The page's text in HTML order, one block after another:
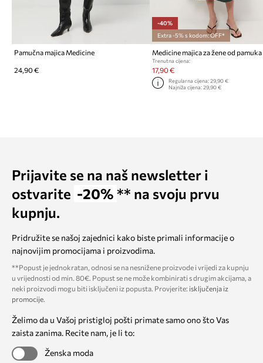
Pamučna majica Medicine
24,90 €
-40%
Extra -5% s kodom: OFF*
Medicine majica za žene od pamuka
Trenutna cijena:
17,90 €
Regularna cijena: 29,90 €
Najniža cijena: 29,90 €
Prijavite se na naš newsletter i
ostvarite -20% ** na svoju prvu
kupnju.
Pridružite se našoj zajednici kako biste primali informacije o
najnovijim promocijama i proizvodima.
**Popust je jednokratan, odnosi se na nesnižene proizvode i vrijedi za kupnju
u vrijednosti od min. 80€. Popust se ne može kombinirati s drugim akcijama, a
neki proizvodi mogu biti isključeni iz popusta. Provjerite: isključenja iz
promocije.
Želimo da u Vašoj pristigloj pošti primate samo ono što Vas
zaista zanima. Recite nam, je li to:
Ženska moda